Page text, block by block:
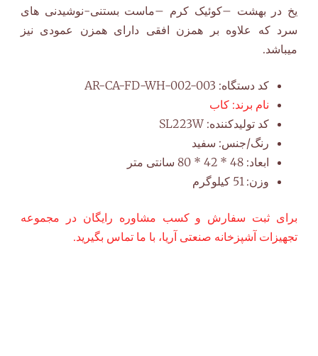
یخ در بهشت –کوئیک کرم –ماست بستنی-نوشیدنی های
سرد که علاوه بر همزن افقی دارای همزن عمودی نیز
میباشد.
کد دستگاه: AR-CA-FD-WH-002-003
نام برند: کاب
کد تولیدکننده: SL223W
رنگ/جنس: سفید
ابعاد: 48 * 42 * 80 سانتی متر
وزن:51 کیلوگرم
برای ثبت سفارش و کسب مشاوره رایگان در مجموعه
تجهیزات آشپزخانه صنعتی آریا، با ما تماس بگیرید.